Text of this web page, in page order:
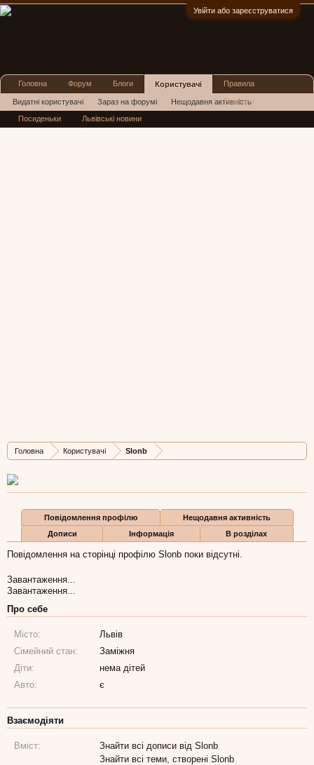
Увійти або зареєструватися
Головна Користувачі Slonb
Дописів
32
Карма
10
Бали
0
Повідомлення профілю
Нещодавня активність
Дописи
Інформація В розділах
Повідомлення на сторінці профілю Slonb поки відсутні.
Завантаження...
Завантаження...
Про себе
Місто:
Львiв
Сімейний стан:
Заміжня
Діти:
нема дітей
Авто:
є
Взаємодіяти
Вміст:
Знайти всі дописи від Slonb
Знайти всі теми, створені Slonb
Головна Форум Блоги Користувачі
Видатні користувачі Зараз на форумі Нещодавня активність
Нові повідомлення профілю
Правила
Реклама
Посиденьки Львівські новини